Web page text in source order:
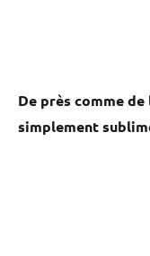
De près comme
simplement